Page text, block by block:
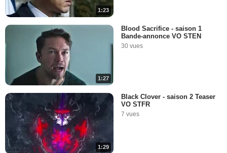
1:23
1:27
Blood Sacrifice - saison 1
Bande-annonce VO STEN
30 vues
1:29
Black Clover - saison 2 Teaser
VO STFR
7 vues